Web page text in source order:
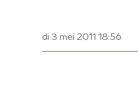
di 3 mei 2011 18:56